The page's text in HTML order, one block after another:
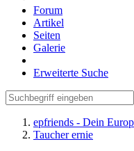
Forum
Artikel
Seiten
Galerie
Erweiterte Suche
epfriends - Dein
Taucher ernie